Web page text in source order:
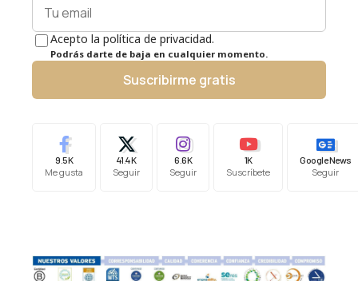
Acepto la política de privacidad.
Podrás darte de baja en cualquier momento.
Suscribirme gratis
9.5K
Me gusta
41.4K
Seguir
6.6K
Seguir
1K
Suscríbete
Google News
Seguir